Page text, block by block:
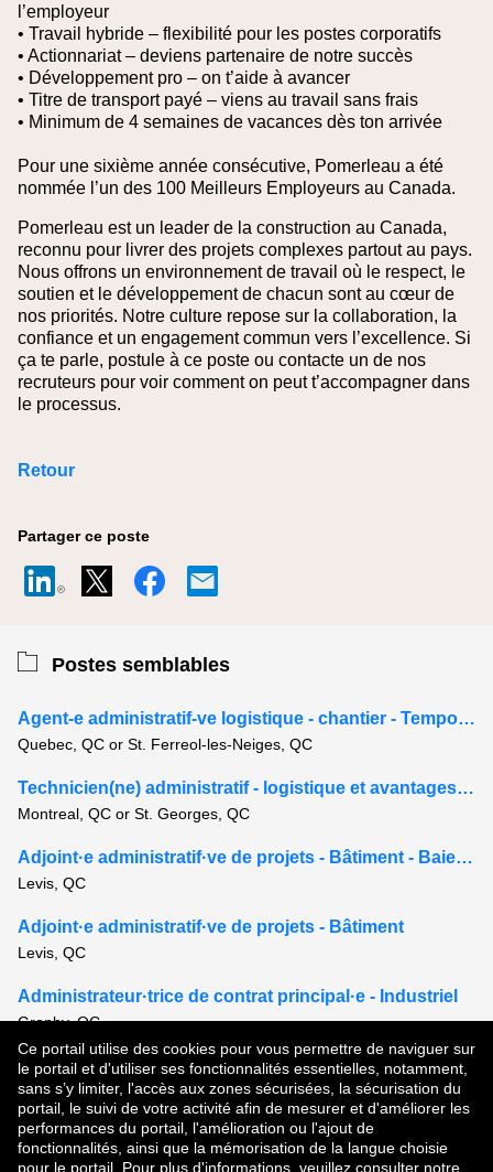
Ce portail utilise des cookies pour vous permettre de naviguer sur
le portail et d'utiliser ses fonctionnalités essentielles, notamment,
sans s’y limiter, l'accès aux zones sécurisées, la sécurisation du
portail, le suivi de votre activité afin de mesurer et d'améliorer les
performances du portail, l'amélioration ou l'ajout de
fonctionnalités, ainsi que la mémorisation de la langue choisie
pour le portail. Pour plus d'informations, veuillez consulter notre
l’employeur
• Travail hybride – flexibilité pour les postes corporatifs
• Actionnariat – deviens partenaire de notre succès
• Développement pro – on t’aide à avancer
• Titre de transport payé – viens au travail sans frais
• Minimum de 4 semaines de vacances dès ton arrivée
Pour une sixième année consécutive, Pomerleau a été
nommée l’un des 100 Meilleurs Employeurs au Canada.
Pomerleau est un leader de la construction au Canada,
reconnu pour livrer des projets complexes partout au pays.
Nous offrons un environnement de travail où le respect, le
soutien et le développement de chacun sont au cœur de
nos priorités. Notre culture repose sur la collaboration, la
confiance et un engagement commun vers l’excellence. Si
ça te parle, postule à ce poste ou contacte un de nos
recruteurs pour voir comment on peut t’accompagner dans
le processus.
Retour
Partager ce poste
Postes semblables
Agent-e administratif-ve logistique - chantier - Temporaire 6-8 mois
Quebec, QC or St. Ferreol-les-Neiges, QC
Technicien(ne) administratif - logistique et avantages imposables
Montreal, QC or St. Georges, QC
Adjoint·e administratif·ve de projets - Bâtiment - Baie-Comeau
Levis, QC
Adjoint·e administratif·ve de projets - Bâtiment
Levis, QC
Administrateur·trice de contrat principal·e - Industriel
Granby, QC
Voir tous les postes semblables
Droit d'auteur © 2026